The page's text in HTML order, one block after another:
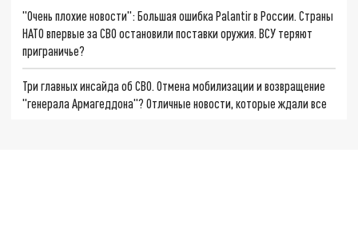
"Очень плохие новости": Большая ошибка Palantir в России. Страны
НАТО впервые за СВО остановили поставки оружия. ВСУ теряют
приграничье?
Три главных инсайда об СВО. Отмена мобилизации и возвращение
"генерала Армагеддона"? Отличные новости, которые ждали все